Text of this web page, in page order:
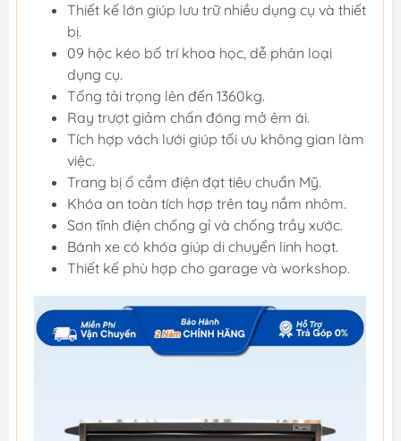
Thiết kế lớn giúp lưu trữ nhiều dụng cụ và thiết
bị.
09 hộc kéo bố trí khoa học, dễ phân loại
dụng cụ.
Tổng tải trọng lên đến 1360kg.
Ray trượt giảm chấn đóng mở êm ái.
Tích hợp vách lưới giúp tối ưu không gian làm
việc.
Trang bị ổ cắm điện đạt tiêu chuẩn Mỹ.
Khóa an toàn tích hợp trên tay nắm nhôm.
Sơn tĩnh điện chống gỉ và chống trầy xước.
Bánh xe có khóa giúp di chuyển linh hoạt.
Thiết kế phù hợp cho garage và workshop.